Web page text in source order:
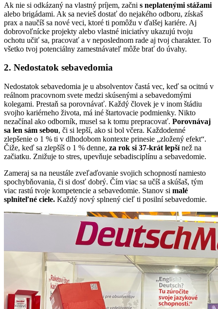
Ak nie si odkázaný na vlastný príjem, začni s neplatenými stážami
alebo brigádami. Ak sa nevieš dostať do nejakého odboru, získaš
prax a naučíš sa nové veci, ktoré ti pomôžu v ďalšej kariére. Aj
dobrovoľnícke projekty alebo vlastné iniciatívy ukazujú tvoju
ochotu učiť sa, pracovať a v neposlednom rade aj tvoj charakter. To
všetko tvoj potenciálny zamestnávateľ môže brať do úvahy.
2. Nedostatok sebavedomia
Nedostatok sebavedomia je u absolventov častá vec, keď sa ocitnú v
reálnom pracovnom svete medzi skúsenými a sebavedomými
kolegami. Prestaň sa porovnávať. Každý človek je v inom štádiu
svojho kariérneho života, má iné štartovacie podmienky. Nikto
nezačínal ako odborník, musel sa k tomu prepracovať. Porovnávaj
sa len sám sebou, či si lepší, ako si bol včera. Každodenné
zlepšenie o 1 % ti v dlhodobom kontexte prinesie „zložený efekt“.
Čiže, keď sa zlepšíš o 1 % denne, za rok si 37-krát lepšínež na
začiatku. Znižuje to stres, upevňuje sebadisciplínu a sebavedomie.
Zameraj sa na neustále zveľaďovanie svojich schopností namiesto
spochybňovania, či si dosť dobrý. Čím viac sa učíš a skúšaš, tým
viac rastú tvoje kompetencie a sebavedomie. Stanov si malé
splniteľné ciele. Každý nový splnený cieľ ti posilní sebavedomie.